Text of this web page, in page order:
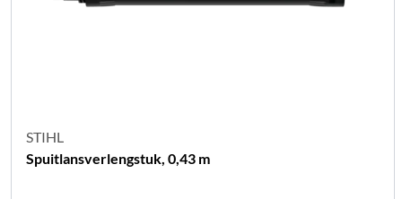
STIHL
Spuitlansverlengstuk, 0,43 m